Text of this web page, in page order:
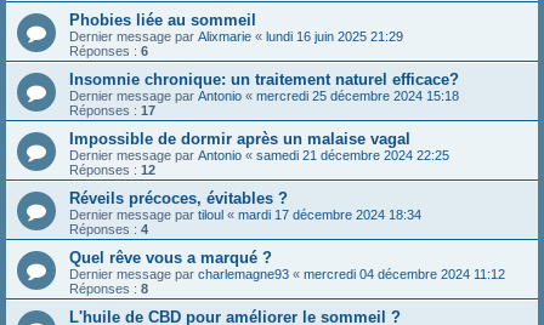
Phobies liée au sommeil
Dernier message par Alixmarie « lundi 16 juin 2025 21:29
Réponses : 6
Insomnie chronique: un traitement naturel efficace?
Dernier message par Antonio « mercredi 25 décembre 2024 15:18
Réponses : 17
Impossible de dormir après un malaise vagal
Dernier message par Antonio « samedi 21 décembre 2024 22:25
Réponses : 12
Réveils précoces, évitables ?
Dernier message par tiloul « mardi 17 décembre 2024 18:34
Réponses : 4
Quel rêve vous a marqué ?
Dernier message par charlemagne93 « mercredi 04 décembre 2024 11:12
Réponses : 8
L'huile de CBD pour améliorer le sommeil ?